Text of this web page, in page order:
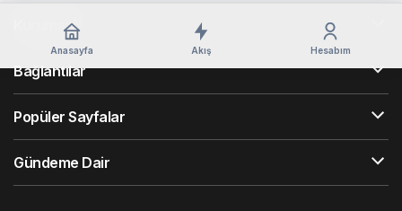
Anasayfa Akış Hesabım
Kurumsal
Bağlantılar
Popüler Sayfalar
Gündeme Dair